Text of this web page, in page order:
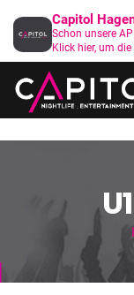
Capitol
Schon unsere
Klick hier, um